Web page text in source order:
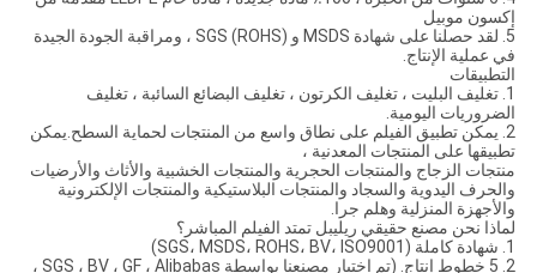
إكسون موبيل
5. لقد حصلنا على شهادة MSDS و SGS (ROHS) ، ومراقبة الجودة الجيدة
في عملية الإنتاج.
التطبيقات
1. تغليف البليت ، تغليف الكرتون ، تغليف البضائع السائبة ، تغليف
الضروريات اليومية.
2. يمكن تطبيق الفيلم على نطاق واسع من المنتجات لحماية السطح.يمكن
تطبيقها على المنتجات المعدنية ،
منتجات الزجاج والمنتجات الحجرية والمنتجات الخشبية والأثاث والأرضيات
والحرف اليدوية والسجاد والمنتجات البلاستيكية والمنتجات الإلكترونية
والأجهزة المنزلية وهلم جرا.
لماذا نحن مصنع حقيقي ريليبل تمتد الفيلم المباشر؟
1. شهادة كاملة (SGS، MSDS، ROHS، BV، ISO9001)
2. 5 خطوط إنتاج. (تم اختبار مصنعنا بواسطة SGS ، BV ، GF ، Alibabas ،